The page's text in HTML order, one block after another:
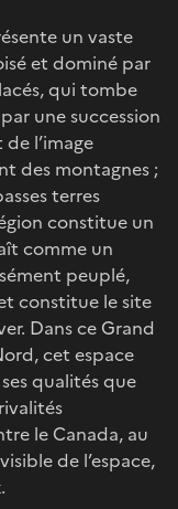
un vaste
et dominé par
qui tombe
une succession
l’image
des montagnes ;
terres
constitue un
comme un
peuplé,
constitue le site
Dans ce Grand
cet espace
qualités que
le Canada, au
de l’espace,